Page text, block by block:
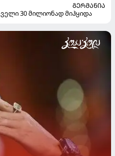
ᲒᲔᲠᲛᲐᲜᲘᲐ
30 მილიონად მიჰყიდა